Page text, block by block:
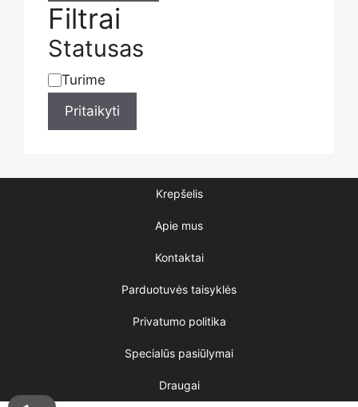
Filtrai
Statusas
Statusas
Turime
Pritaikyti
Krepšelis
Apie mus
Kontaktai
Parduotuvės taisyklės
Privatumo politika
Specialūs pasiūlymai
Draugai